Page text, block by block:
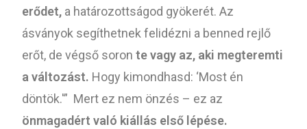
erődet, a határozottságod gyökerét. Az
ásványok segíthetnek felidézni a benned rejlő
erőt, de végső soronte vagy az, aki megteremti
a változást. Hogy kimondhasd: ‘Most én
döntök.'” Mert ez nem önzés – ez az
önmagadért való kiállás első lépése.